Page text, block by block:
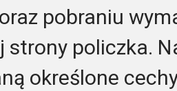
pobraniu
strony policzka.
określone